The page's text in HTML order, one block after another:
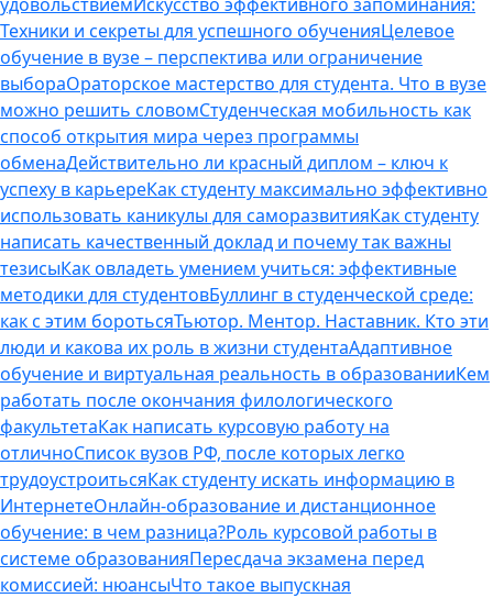
Техники и секреты для успешного обученияЦелевое
обучение в вузе – перспектива или ограничение
выбораОраторское мастерство для студента. Что в вузе
можно решить словомСтуденческая мобильность как
способ открытия мира через программы
обменаДействительно ли красный диплом – ключ к
успеху в карьереКак студенту максимально эффективно
использовать каникулы для саморазвитияКак студенту
написать качественный доклад и почему так важны
тезисыКак овладеть умением учиться: эффективные
методики для студентовБуллинг в студенческой среде:
как с этим боротьсяТьютор. Ментор. Наставник. Кто эти
люди и какова их роль в жизни студентаАдаптивное
обучение и виртуальная реальность в образованииКем
работать после окончания филологического
факультетаКак написать курсовую работу на
отличноСписок вузов РФ, после которых легко
трудоустроитьсяКак студенту искать информацию в
ИнтернетеОнлайн-образование и дистанционное
обучение: в чем разница?Роль курсовой работы в
системе образованияПересдача экзамена перед
комиссией: нюансыЧто такое выпускная